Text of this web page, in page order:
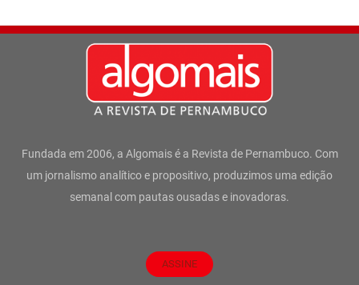
Fundada em 2006, a Algomais é a Revista de Pernambuco. Com
um jornalismo analítico e propositivo, produzimos uma edição
semanal com pautas ousadas e inovadoras.
ASSINE